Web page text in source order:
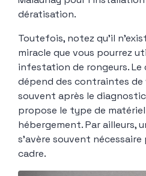
dératisation.
Toutefois, notez qu’il
miracle que vous pourrez
infestation de rongeurs.
dépend des contraintes de
souvent après le
propose le type de
hébergement. Par ailleurs,
s’avère souvent
cadre.